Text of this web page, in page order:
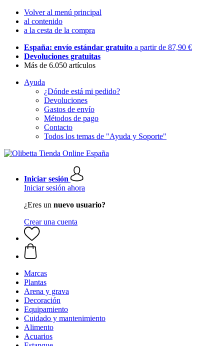
Volver al menú principal
al contenido
a la cesta de la compra
España: envío estándar gratuito a partir de 87,90 €
Devoluciones gratuitas
Más de 6.050 artículos
Ayuda
¿Dónde está mi pedido?
Devoluciones
Gastos de envío
Métodos de pago
Contacto
Todos los temas de "Ayuda y Soporte"
Iniciar sesión
Iniciar sesión ahora
¿Eres un nuevo usuario?
Crear una cuenta
Marcas
Plantas
Arena y grava
Decoración
Equipamiento
Cuidado y mantenimiento
Alimento
Acuarios